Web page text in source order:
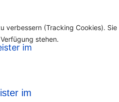
im
verbessern (Tracking Cookies). Sie
stehen.